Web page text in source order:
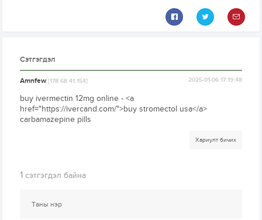
Сэтгэгдэл
Amnfew[178.68.41.154] 2025-01-06 17:19:48
buy ivermectin 12mg online - <a
href="https://ivercand.com/">buy stromectol usa</a>
carbamazepine pills
Хариулт бичих
1 сэтгэгдэл байна